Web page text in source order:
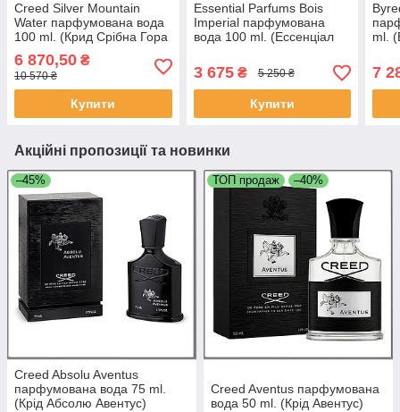
Creed Silver Mountain
Water парфумована вода
100 ml. (Крид Срібна Гора
Води)
6 870,50 ₴
10 570 ₴
Купити
Essential Parfums Bois
Imperial парфумована
вода 100 ml. (Ессенціал
3 675₴ 5 250 ₴
Купити
ml.
7
Акційні пропозиції та новинки
–45%
Creed Absolu Aventus
парфумована вода 75 ml.
(Крід Абсолю Авентус)
ТОП продаж –40%
Creed Aventus парфумована
вода 50 ml. (Крід Авентус)